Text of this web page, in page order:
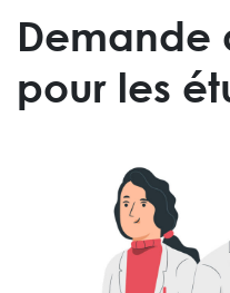
Demande
pour les